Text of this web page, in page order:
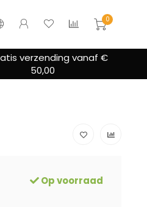
0
bieden altijd hulp bij
installatie
Op voorraad